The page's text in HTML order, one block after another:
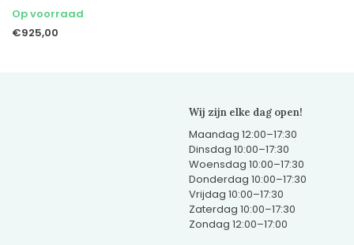
Op voorraad
€925,00
Wij zijn elke dag open!
Maandag 12:00–17:30
Dinsdag 10:00–17:30
Woensdag 10:00–17:30
Donderdag 10:00–17:30
Vrijdag 10:00–17:30
Zaterdag 10:00–17:30
Zondag 12:00–17:00